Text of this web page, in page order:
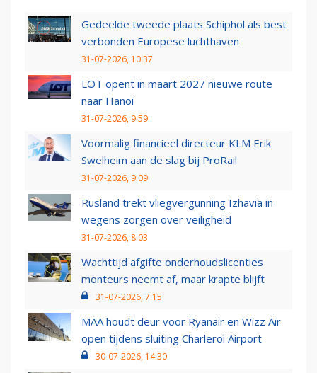
Gedeelde tweede plaats Schiphol als best
verbonden Europese luchthaven
31-07-2026, 10:37
LOT opent in maart 2027 nieuwe route
naar Hanoi
31-07-2026, 9:59
Voormalig financieel directeur KLM Erik
Swelheim aan de slag bij ProRail
31-07-2026, 9:09
Rusland trekt vliegvergunning Izhavia in
wegens zorgen over veiligheid
31-07-2026, 8:03
Wachttijd afgifte onderhoudslicenties
monteurs neemt af, maar krapte blijft
31-07-2026, 7:15
MAA houdt deur voor Ryanair en Wizz Air
open tijdens sluiting Charleroi Airport
30-07-2026, 14:30